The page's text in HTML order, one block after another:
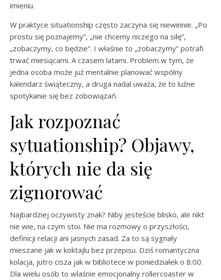
imieniu.
W praktyce situationship często zaczyna się niewinnie. „Po
prostu się poznajemy”, „nie chcemy niczego na siłę”,
„zobaczymy, co będzie”. I właśnie to „zobaczymy” potrafi
trwać miesiącami. A czasem latami. Problem w tym, że
jedna osoba może już mentalnie planować wspólny
kalendarz świąteczny, a druga nadal uważa, że to luźne
spotykanie się bez zobowiązań.
Jak rozpoznać
sytuationship? Objawy,
których nie da się
zignorować
Najbardziej oczywisty znak? Niby jesteście blisko, ale nikt
nie wie, na czym stoi. Nie ma rozmowy o przyszłości,
definicji relacji ani jasnych zasad. Za to są sygnały
mieszane jak w koktajlu bez przepisu. Dziś romantyczna
kolacja, jutro cisza jak w bibliotece w poniedziałek o 8:00.
Dla wielu osób to właśnie emocjonalny rollercoaster w